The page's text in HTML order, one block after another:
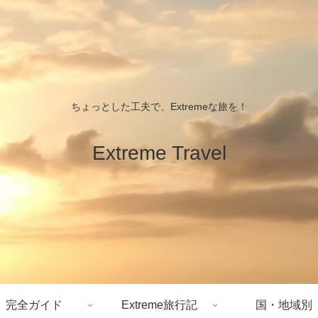
ちょっとした工夫で、Extremeな旅を！
Extreme Travel
完全ガイド Extreme旅行記 国・地域別